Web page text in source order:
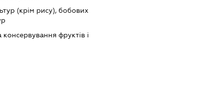
(крім рису), бобових
фруктів і